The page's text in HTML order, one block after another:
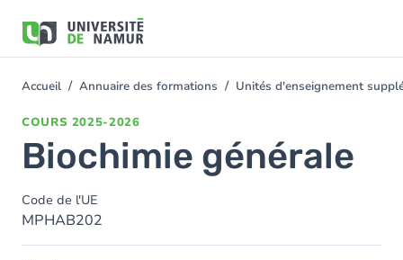
contenu
You
Accueil Annuaire des formations Unités d'enseignement
COURS 2025-2026
Biochimie générale
Code de l'UE
MPHAB202